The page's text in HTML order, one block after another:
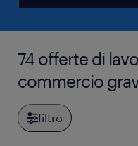
74 offerte di
commercio
filtro